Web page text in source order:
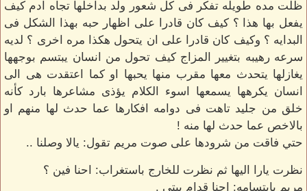
ظلت مده طويله تفكر فى كل شعور ولد بداخلها تجاه ادم كيف
يفعل بها هذا ؟ كيف كان قادرا على اظهار حبه بهذا الشكل فى
البدايه ؟ وكيف كان قادرا على ان يتحول هكذا مره اخرى ؟ لديه
سرعه رهيبه بتغيير المزاج كيف تحول من انسان يبتسم بوجهها
يغازلها يتحدث معها مقرب منها يحبها او كما اعتقدت هى الى
انسان يكرهها يسمعها اسوء الكلام يؤذى مشاعرها بارد كأنه
خلق من جليد تاهت فى دوامه افكارها عما حدث لها منهم او
بالاخص عما حدث لها منه !
حتي فاقت من شرودها على صوت مريم تقول: يالا وصلنا ..
نظرت يارا اليها ثم نظرت للخارج باستغراب: احنا فين ؟
مريم بابتسامه: احنا قدام بيتى .